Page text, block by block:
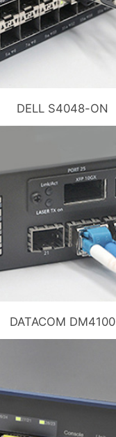
DELL S4048-ON
DATACOM DM4100